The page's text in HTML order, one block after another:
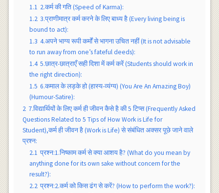
1.1 2.कर्म की गति (Speed of Karma):
1.2 3.प्राणीमात्र कर्म करने के लिए बाध्य है (Every living being is
bound to act):
1.3 4.अपने भाग्य रूपी कर्मों से भागना उचित नहीं (It is not advisable
to run away from one’s fateful deeds):
1.4 5.छात्र-छात्राएँ सही दिशा में कर्म करें (Students should work in
the right direction):
1.5 6.कमाल के लड़के हो (हास्य-व्यंग्य) (You Are An Amazing Boy)
(Humour-Satire):
2 7.विद्यार्थियों के लिए कर्म ही जीवन कैसे है की 5 टिप्स (Frequently Asked
Questions Related to 5 Tips of How Work is Life for
Student),कर्म ही जीवन है (Work is Life) से संबंधित अक्सर पूछे जाने वाले
प्रश्न:
2.1 प्रश्न:1.निष्काम कर्म से क्या आशय है? (What do you mean by
anything done for its own sake without concern for the
result?):
2.2 प्रश्न:2.कर्म को किस ढंग से करें? (How to perform the work?):